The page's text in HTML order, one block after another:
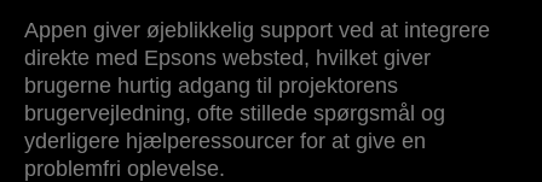
Appen giver øjeblikkelig support ved at integrere
direkte med Epsons websted, hvilket giver
brugerne hurtig adgang til projektorens
brugervejledning, ofte stillede spørgsmål og
yderligere hjælperessourcer for at give en
problemfri oplevelse.